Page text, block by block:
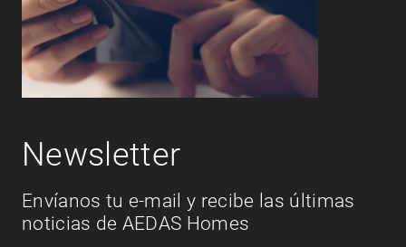
Newsletter
Envíanos tu e-mail y recibe las últimas
noticias de AEDAS Homes